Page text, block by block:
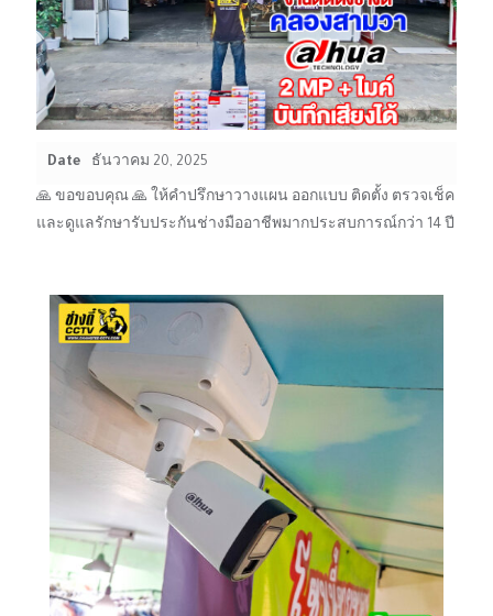
Date ธันวาคม 20, 2025
🙏 ขอขอบคุณ 🙏 ให้คำปรึกษาวางแผน ออกแบบ ติดตั้ง ตรวจเช็ค
และดูแลรักษารับประกันช่างมืออาชีพมากประสบการณ์กว่า 14 ปี